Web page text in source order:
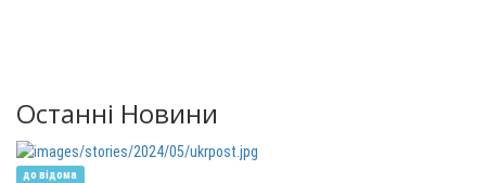
Останні Новини
до відома